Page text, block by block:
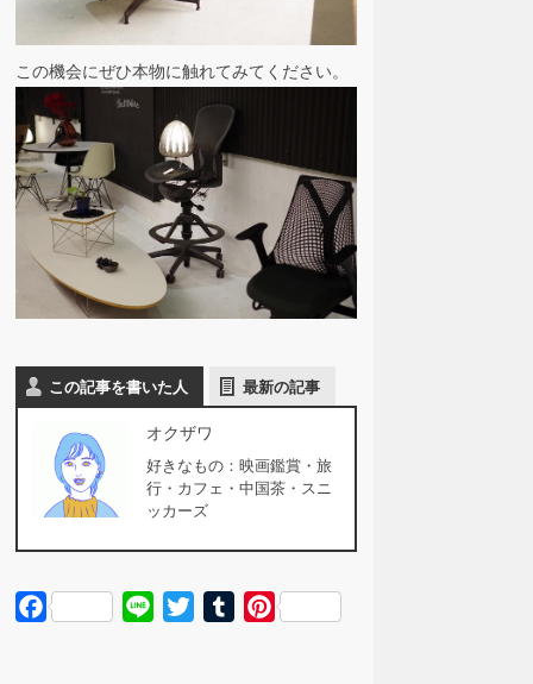
この機会にぜひ本物に触れてみてください。
この記事を書いた人 最新の記事
オクザワ
好きなもの：映画鑑賞・旅
行・カフェ・中国茶・スニ
ッカーズ
Facebook Line TwitterTumblrPinterest